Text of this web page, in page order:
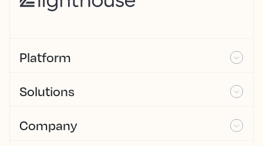
Platform
Solutions
Company